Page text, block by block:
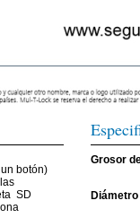
botón)
SD
Grosor